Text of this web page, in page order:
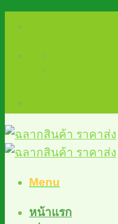
Menu
หน้าแรก